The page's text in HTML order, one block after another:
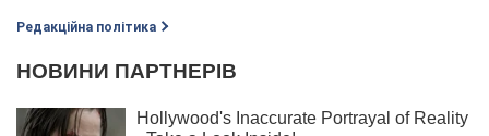
Редакційна політика